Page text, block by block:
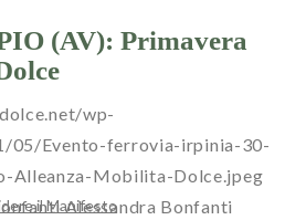
il Manifesto
(AV): Primavera
wp-
05/Evento-ferrovia-irpinia-30-
Alleanza-Mobilita-Dolce.jpeg
Alessandra Bonfanti